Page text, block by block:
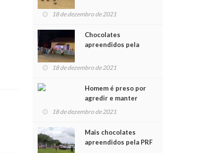
18 de dezembro de 2021
Chocolates
apreendidos pela
para crianças na
18 de dezembro de 2021
Homem é preso por
agredir e manter
mulher em cárcere
18 de dezembro de 2021
Mais chocolates
apreendidos pela PRF